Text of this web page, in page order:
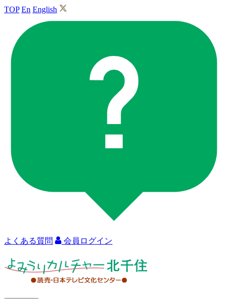
TOP En English
よくある質問 会員ログイン